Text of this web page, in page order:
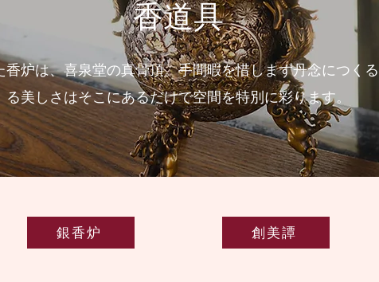
香道具
炉は、喜泉堂の真骨頂。手間暇を惜しまず丹念につく
る美しさはそこにあるだけで空間を特別に彩ります。
銀香炉 創美譚